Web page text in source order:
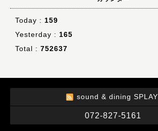
Today : 159
Yesterday : 165
Total : 752637
sound & dining SPLAY
072-827-5161